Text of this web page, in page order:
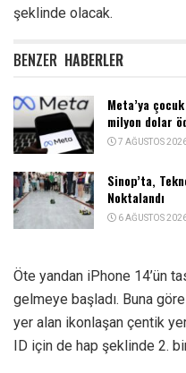
şeklinde olacak.
BENZER HABERLER
Meta’ya
milyon dolar
7 AĞUSTOS
Sinop’ta,
Noktalandı
6 AĞUSTOS
Öte yandan iPhone 14’ün
gelmeye başladı. Buna
yer alan ikonlaşan çentik
ID için de hap şeklinde 2.